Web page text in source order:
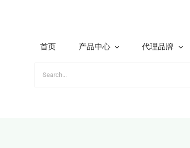
首页 产品中心 代理品牌
索：